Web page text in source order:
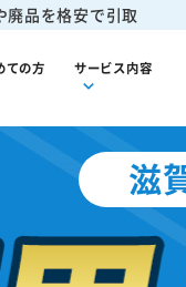
廃品を格安で引取
ての方 サービス内容
滋